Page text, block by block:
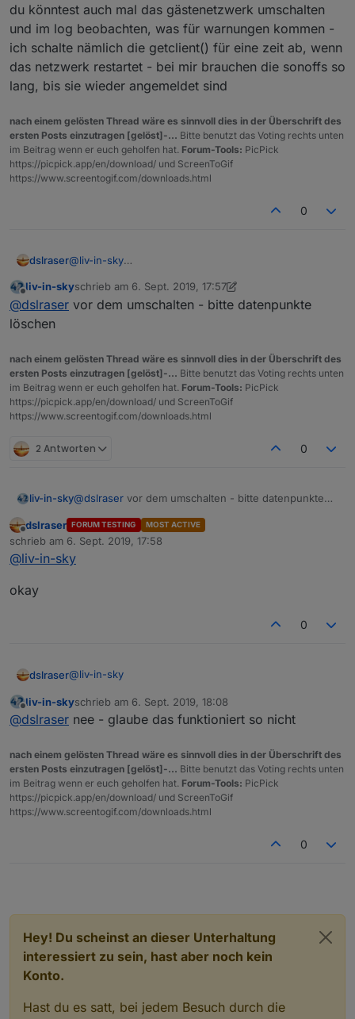
du könntest auch mal das gästenetzwerk umschalten
und im log beobachten, was für warnungen kommen -
ich schalte nämlich die getclient() für eine zeit ab, wenn
das netzwerk restartet - bei mir brauchen die sonoffs so
lang, bis sie wieder angemeldet sind
nach einem gelösten Thread wäre es sinnvoll dies in der Überschrift des
ersten Posts einzutragen [gelöst]-... Bitte benutzt das Voting rechts unten
im Beitrag wenn er euch geholfen hat. Forum-Tools: PicPick
https://picpick.app/en/download/ und ScreenToGif
https://www.screentogif.com/downloads.html
0
dslraser@liv-in-sky
Offline
liv-in-skyschrieb am 6. Sept. 2019, 17:57
zuletzt editiert von liv-in-sky9. Juni 2019, 19:57
@dslraser vor dem umschalten - bitte datenpunkte
löschen
nach einem gelösten Thread wäre es sinnvoll dies in der Überschrift des
ersten Posts einzutragen [gelöst]-... Bitte benutzt das Voting rechts unten
im Beitrag wenn er euch geholfen hat. Forum-Tools: PicPick
https://picpick.app/en/download/ und ScreenToGif
https://www.screentogif.com/downloads.html
2 Antworten 0
liv-in-sky@dslraser vor dem umschalten - bitte datenpunkte
Offline
dslraser FORUM TESTING MOST ACTIVE
schrieb am 6. Sept. 2019, 17:58
zuletzt editiert von
@liv-in-sky
okay
0
dslraser@liv-in-sky
okay
Offline
liv-in-skyschrieb am 6. Sept. 2019, 18:08
zuletzt editiert von
@dslraser nee - glaube das funktioniert so nicht
nach einem gelösten Thread wäre es sinnvoll dies in der Überschrift des
ersten Posts einzutragen [gelöst]-... Bitte benutzt das Voting rechts unten
im Beitrag wenn er euch geholfen hat. Forum-Tools: PicPick
https://picpick.app/en/download/ und ScreenToGif
https://www.screentogif.com/downloads.html
0
Hey! Du scheinst an dieser Unterhaltung
interessiert zu sein, hast aber noch kein
Konto.
Hast du es satt, bei jedem Besuch durch die